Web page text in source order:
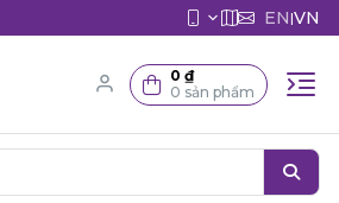
EN|VN
0 ₫
0 sản phẩm